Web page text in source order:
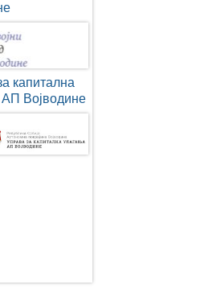
капитална
Војводине